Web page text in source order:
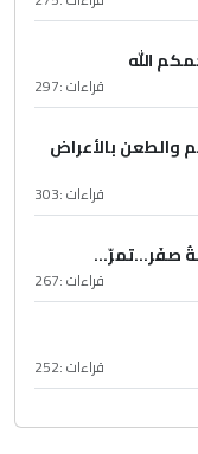
الله
قراءات :297
والطعن بالأعراض
قراءات :303
صفَر…تمرّ...
قراءات :267
قراءات :252